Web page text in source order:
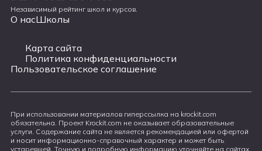
Независимый рейтинг школ и курсов.
О насШколы
Карта сайта
Политика конфиденциальности
Пользовательское соглашение
При использовании материалов гиперссылка на krockit.com
обязательна. Проект Krockit.com не оказывает образовательные
услуги. Содержание сайта не является рекомендацией или офертой
и носит информационно-справочный характер и может быть
устаревшей. Точную и подробную информацию уточняйте на сайтах